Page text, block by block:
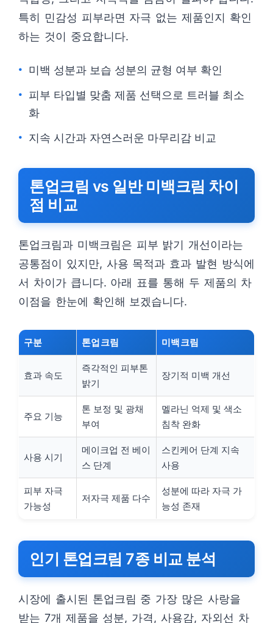
특히 민감성 피부라면 자극 없는 제품인지 확인
하는 것이 중요합니다.
미백 성분과 보습 성분의 균형 여부 확인
피부 타입별 맞춤 제품 선택으로 트러블 최소
화
지속 시간과 자연스러운 마무리감 비교
톤업크림 vs 일반 미백크림 차이
점 비교
톤업크림과 미백크림은 피부 밝기 개선이라는
공통점이 있지만, 사용 목적과 효과 발현 방식에
서 차이가 큽니다. 아래 표를 통해 두 제품의 차
이점을 한눈에 확인해 보겠습니다.
구분 톤업크림 미백크림
효과 속도
즉각적인 피부톤
밝기
장기적 미백 개선
주요 기능
톤 보정 및 광채
부여
멜라닌 억제 및 색소
침착 완화
사용 시기
메이크업 전 베이
스 단계
스킨케어 단계 지속
사용
피부 자극
가능성
저자극 제품 다수
성분에 따라 자극 가
능성 존재
인기 톤업크림 7종 비교 분석
시장에 출시된 톤업크림 중 가장 많은 사랑을
받는 7개 제품을 성분, 가격, 사용감, 자외선 차